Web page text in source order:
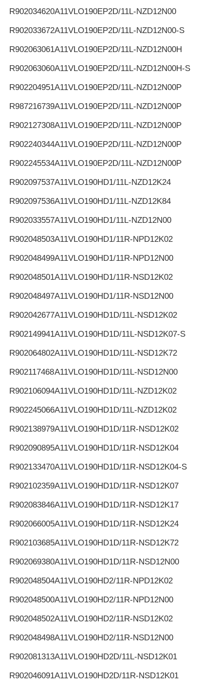
R902034620A11VLO190EP2D/11L-NZD12N00
R902033672A11VLO190EP2D/11L-NZD12N00-S
R902063061A11VLO190EP2D/11L-NZD12N00H
R902063060A11VLO190EP2D/11L-NZD12N00H-S
R902204951A11VLO190EP2D/11L-NZD12N00P
R987216739A11VLO190EP2D/11L-NZD12N00P
R902127308A11VLO190EP2D/11L-NZD12N00P
R902240344A11VLO190EP2D/11L-NZD12N00P
R902245534A11VLO190EP2D/11L-NZD12N00P
R902097537A11VLO190HD1/11L-NZD12K24
R902097536A11VLO190HD1/11L-NZD12K84
R902033557A11VLO190HD1/11L-NZD12N00
R902048503A11VLO190HD1/11R-NPD12K02
R902048499A11VLO190HD1/11R-NPD12N00
R902048501A11VLO190HD1/11R-NSD12K02
R902048497A11VLO190HD1/11R-NSD12N00
R902042677A11VLO190HD1D/11L-NSD12K02
R902149941A11VLO190HD1D/11L-NSD12K07-S
R902064802A11VLO190HD1D/11L-NSD12K72
R902117468A11VLO190HD1D/11L-NSD12N00
R902106094A11VLO190HD1D/11L-NZD12K02
R902245066A11VLO190HD1D/11L-NZD12K02
R902138979A11VLO190HD1D/11R-NSD12K02
R902090895A11VLO190HD1D/11R-NSD12K04
R902133470A11VLO190HD1D/11R-NSD12K04-S
R902102359A11VLO190HD1D/11R-NSD12K07
R902083846A11VLO190HD1D/11R-NSD12K17
R902066005A11VLO190HD1D/11R-NSD12K24
R902103685A11VLO190HD1D/11R-NSD12K72
R902069380A11VLO190HD1D/11R-NSD12N00
R902048504A11VLO190HD2/11R-NPD12K02
R902048500A11VLO190HD2/11R-NPD12N00
R902048502A11VLO190HD2/11R-NSD12K02
R902048498A11VLO190HD2/11R-NSD12N00
R902081313A11VLO190HD2D/11L-NSD12K01
R902046091A11VLO190HD2D/11R-NSD12K01